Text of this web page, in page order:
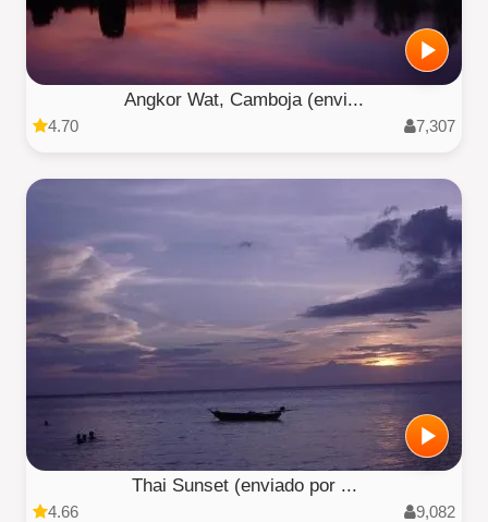
Angkor Wat, Camboja (envi...
4.70 7,307
Thai Sunset (enviado por ...
4.66 9,082